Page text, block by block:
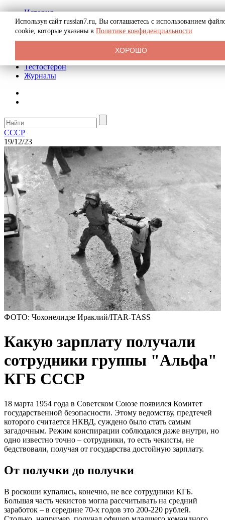
История
Биография
Криминал
Реклама на сайте
Тестостерон
Журналы
СССР
19/12/23
ФОТО: Чохонелидзе Ираклий/ITAR-TASS
Какую зарплату получали
сотрудники группы "Альфа"
КГБ СССР
18 марта 1954 года в Советском Союзе появился Комитет
государственной безопасности. Этому ведомству, предтечей
которого считается НКВД, суждено было стать самым
загадочным. Режим конспирации соблюдался даже внутри, но
одно известно точно – сотрудники, то есть чекисты, не
бедствовали, получая от государства достойную зарплату.
От получки до получки
В роскоши купались, конечно, не все сотрудники КГБ.
Большая часть чекистов могла рассчитывать на средний
заработок – в середине 70-х годов это 200-220 рублей.
Используя сайт russian7.ru, Вы соглашаетесь с использованием
cookie, которые указаны в Политике конфиденциальности
ХОРОШО